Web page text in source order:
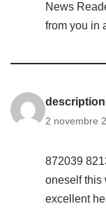
News
from you in
description
2 novembre
872039
oneself this
excellent